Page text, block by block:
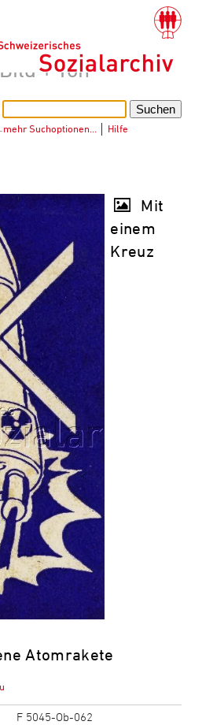
+ Ton
mehr Suchoptionen… Hilfe
Mit
einem
Kreuz
Atomrakete
F 5045-Ob-062